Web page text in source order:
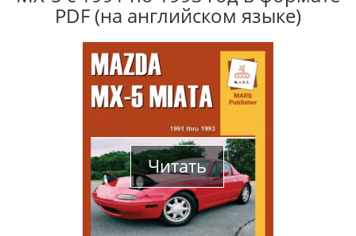
PDF (на английском языке)
Читать